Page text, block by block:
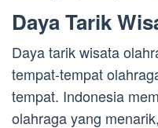
Daya Tarik
Daya tarik wisata
tempat-tempat
tempat. Indonesia
olahraga yang